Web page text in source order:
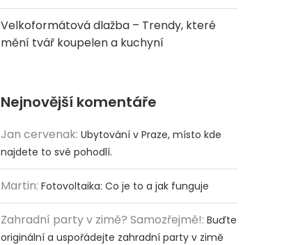
Velkoformátová dlažba – Trendy, které
mění tvář koupelen a kuchyní
Nejnovější komentáře
Jan cervenak: Ubytování v Praze, místo kde
najdete to své pohodlí.
Martin: Fotovoltaika: Co je to a jak funguje
Zahradní party v zimě? Samozřejmě!: Buďte
originální a uspořádejte zahradní party v zimě